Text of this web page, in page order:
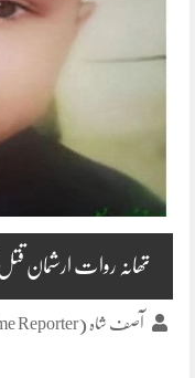
تھانہ روات ارشمان
آصف شاہ (Crime Reporter)